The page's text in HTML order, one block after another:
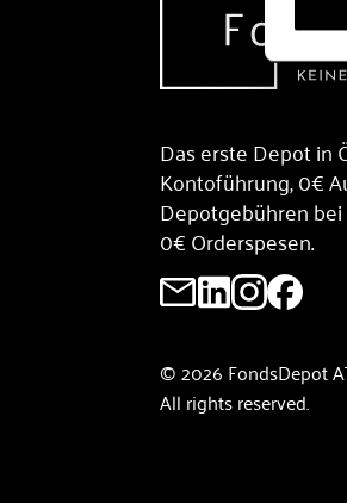
Das erste Depot in
Kontoführung, 0€
Depotgebühren
0€ Orderspesen.
© 2026 FondsDepot
All rights reserved.